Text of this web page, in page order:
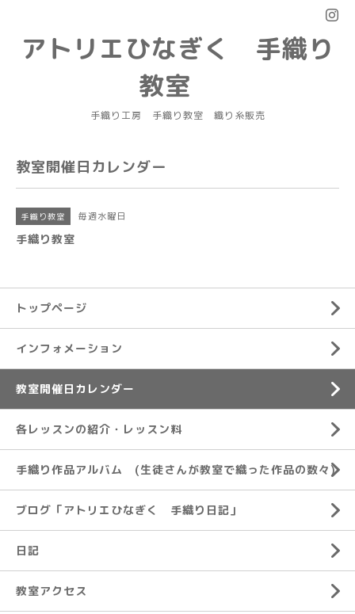
アトリエひなぎく 手織り
教室
手織り工房 手織り教室 織り糸販売
教室開催日カレンダー
手織り教室 毎週水曜日
手織り教室
トップページ
インフォメーション
教室開催日カレンダー
各レッスンの紹介・レッスン料
手織り作品アルバム (生徒さんが教室で織った作品の数々)
ブログ「アトリエひなぎく 手織り日記」
日記
教室アクセス